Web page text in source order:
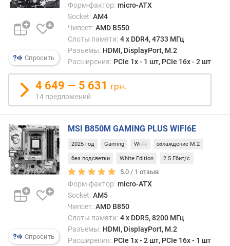
р
з
ь
м
т
S
A
S
р
а
з
ъ
е
т
Спросить
Форм-фактор: micro-ATX
Socket: AM4
Чипсет: AMD B550
Слоты памяти: 4 х DDR4, 4733 МГц
Разъемы: HDMI, DisplayPort, M.2
Расширения: PCIe 1x - 1 шт, PCIe 16x - 2 шт
4 649 — 5 631 грн.
14 предложений
Спросить
MSI B850M GAMING PLUS WIFI6E
2025 год Gaming Wi-Fi охлаждение M.2
без подсветки White Edition 2.5 Гбит/с
5.0 / 1 отзыв
Форм-фактор: micro-ATX
Socket: AM5
Чипсет: AMD B850
Слоты памяти: 4 х DDR5, 8200 МГц
Разъемы: HDMI, DisplayPort, M.2
Расширения: PCIe 1x - 2 шт, PCIe 16x - 1 шт